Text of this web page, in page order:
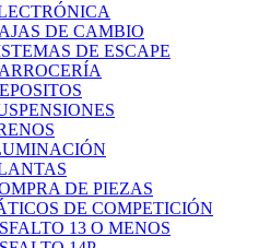
DE CAMBIO
DE ESCAPE
DE PIEZAS
DE COMPETICIÓN
13 O MENOS